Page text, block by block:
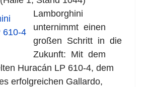
Lamborghini
unternimmt einen
großen Schritt in die
Zukunft: Mit dem
Huracán LP 610-4, dem
erfolgreichen Gallardo,